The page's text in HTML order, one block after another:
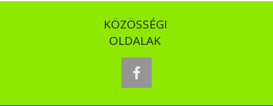
KÖZÖSSÉGI
OLDALAK
facebook